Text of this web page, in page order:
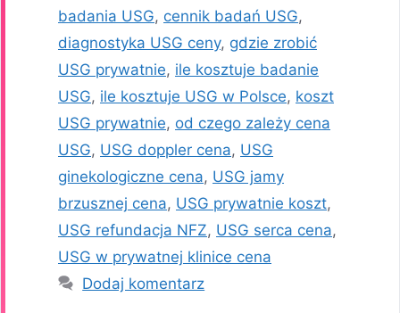
badania USG, cennik badań USG,
diagnostyka USG ceny, gdzie zrobić
USG prywatnie, ile kosztuje badanie
USG, ile kosztuje USG w Polsce, koszt
USG prywatnie, od czego zależy cena
USG, USG doppler cena, USG
ginekologiczne cena, USG jamy
brzusznej cena, USG prywatnie koszt,
USG refundacja NFZ, USG serca cena,
USG w prywatnej klinice cena
Dodaj komentarz